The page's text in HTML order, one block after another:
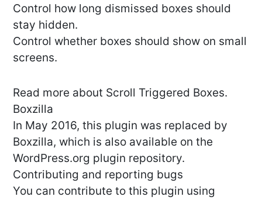
Control how long dismissed boxes should
stay hidden.
Control whether boxes should show on small
screens.
Read more about Scroll Triggered Boxes.
Boxzilla
In May 2016, this plugin was replaced by
Boxzilla, which is also available on the
WordPress.org plugin repository.
Contributing and reporting bugs
You can contribute to this plugin using